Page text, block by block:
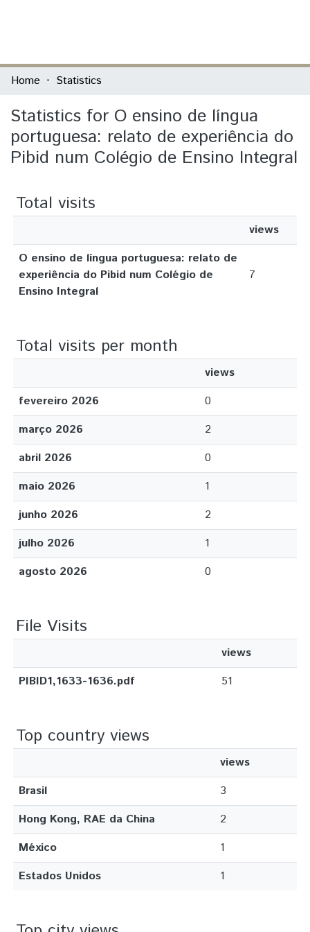
Communities & Collections
All of DSpace
Home Statistics
Statistics for O ensino de língua
portuguesa: relato de experiência do
Pibid num Colégio de Ensino Integral
Total visits
views
O ensino de língua portuguesa: relato de
experiência do Pibid num Colégio de
Ensino Integral
7
Total visits per month
views
fevereiro 2026
0
março 2026
2
abril 2026
0
maio 2026
1
junho 2026
2
julho 2026
1
agosto 2026
0
File Visits
views
PIBID1,1633-1636.pdf
51
Top country views
views
Brasil
3
Hong Kong, RAE da China
2
México
1
Estados Unidos
1